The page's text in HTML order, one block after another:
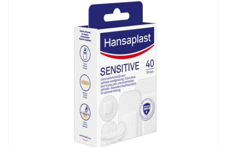
10 p/s
Température ambiante (15°C -
25°C)